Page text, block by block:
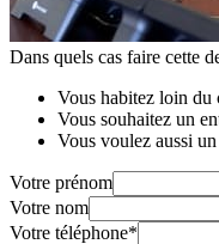
Dans quels cas faire cette
Vous habitez loin du
Vous souhaitez un
Vous voulez aussi
Votre prénom
Votre nom
Votre téléphone*